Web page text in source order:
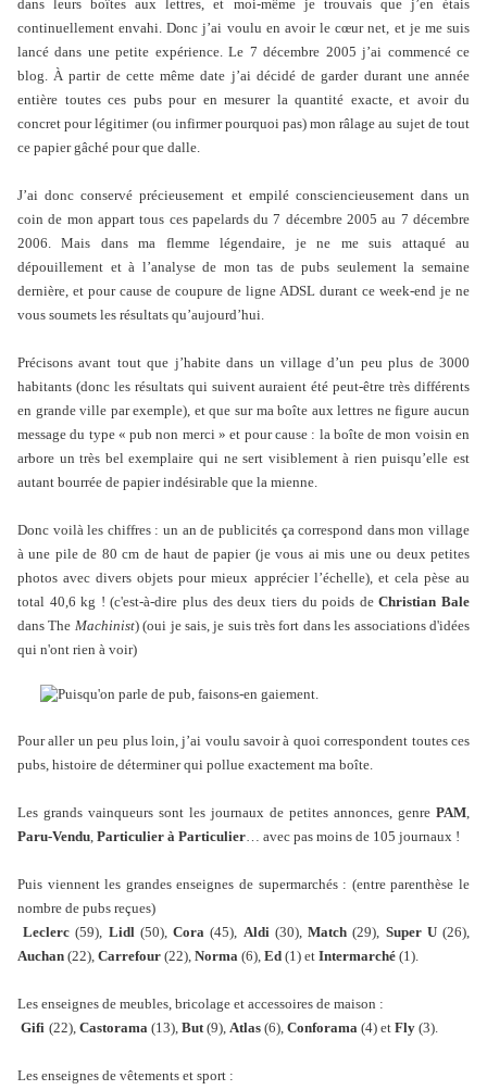
dans leurs boîtes aux lettres, et moi-même je trouvais que j’en étais
continuellement envahi. Donc j’ai voulu en avoir le cœur net, et je me suis
lancé dans une petite expérience. Le 7 décembre 2005 j’ai commencé ce
blog. À partir de cette même date j’ai décidé de garder durant une année
entière toutes ces pubs pour en mesurer la quantité exacte, et avoir du
concret pour légitimer (ou infirmer pourquoi pas) mon râlage au sujet de tout
ce papier gâché pour que dalle.
J’ai donc conservé précieusement et empilé consciencieusement dans un
coin de mon appart tous ces papelards du 7 décembre 2005 au 7 décembre
2006. Mais dans ma flemme légendaire, je ne me suis attaqué au
dépouillement et à l’analyse de mon tas de pubs seulement la semaine
dernière, et pour cause de coupure de ligne ADSL durant ce week-end je ne
vous soumets les résultats qu’aujourd’hui.
Précisons avant tout que j’habite dans un village d’un peu plus de 3000
habitants (donc les résultats qui suivent auraient été peut-être très différents
en grande ville par exemple), et que sur ma boîte aux lettres ne figure aucun
message du type « pub non merci » et pour cause : la boîte de mon voisin en
arbore un très bel exemplaire qui ne sert visiblement à rien puisqu’elle est
autant bourrée de papier indésirable que la mienne.
Donc voilà les chiffres : un an de publicités ça correspond dans mon village
à une pile de 80 cm de haut de papier (je vous ai mis une ou deux petites
photos avec divers objets pour mieux apprécier l’échelle), et cela pèse au
total 40,6 kg ! (c'est-à-dire plus des deux tiers du poids deChristian Bale
dans The Machinist) (oui je sais, je suis très fort dans les associations d'idées
qui n'ont rien à voir)
Pour aller un peu plus loin, j’ai voulu savoir à quoi correspondent toutes ces
pubs, histoire de déterminer qui pollue exactement ma boîte.
Les grands vainqueurs sont les journaux de petites annonces, genre PAM,
Paru-Vendu, Particulier à Particulier… avec pas moins de 105 journaux !
Puis viennent les grandes enseignes de supermarchés : (entre parenthèse le
nombre de pubs reçues)
Leclerc (59), Lidl(50),Cora (45), Aldi(30),Match (29), Super U(26),
Auchan (22), Carrefour (22), Norma (6), Ed (1) et Intermarché (1).
Les enseignes de meubles, bricolage et accessoires de maison :
Gifi (22), Castorama (13), But(9), Atlas (6), Conforama (4) et Fly (3).
Les enseignes de vêtements et sport :